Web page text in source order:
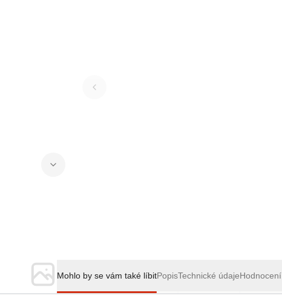
Mohlo by se vám také líbitPopisTechnické údajeHodnocení